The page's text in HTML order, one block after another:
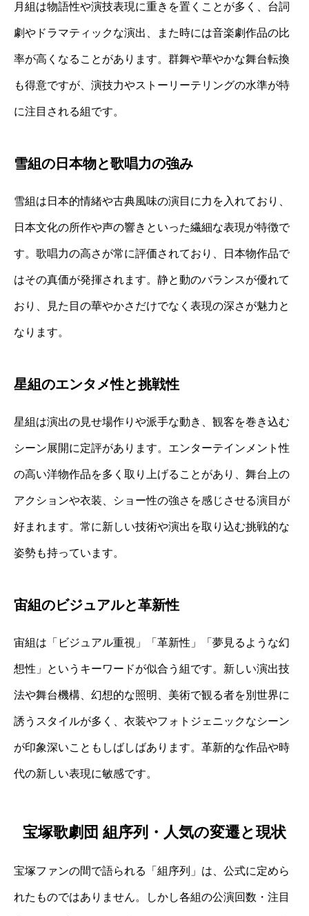
月組は物語性や演技表現に重きを置くことが多く、台詞
劇やドラマティックな演出、また時には音楽劇作品の比
率が高くなることがあります。群舞や華やかな舞台転換
も得意ですが、演技力やストーリーテリングの水準が特
に注目される組です。
雪組の日本物と歌唱力の強み
雪組は日本的情緒や古典風味の演目に力を入れており、
日本文化の所作や声の響きといった繊細な表現が特徴で
す。歌唱力の高さが常に評価されており、日本物作品で
はその真価が発揮されます。静と動のバランスが優れて
おり、見た目の華やかさだけでなく表現の深さが魅力と
なります。
星組のエンタメ性と挑戦性
星組は演出の見せ場作りや派手な動き、観客を巻き込む
シーン展開に定評があります。エンターテインメント性
の高い洋物作品を多く取り上げることがあり、舞台上の
アクションや衣装、ショー性の強さを感じさせる演目が
好まれます。常に新しい技術や演出を取り込む挑戦的な
姿勢も持っています。
宙組のビジュアルと革新性
宙組は「ビジュアル重視」「革新性」「夢見るような幻
想性」というキーワードが似合う組です。新しい演出技
法や舞台機構、幻想的な照明、美術で観る者を別世界に
誘うスタイルが多く、衣装やフォトジェニックなシーン
が印象深いこともしばしばあります。革新的な作品や時
代の新しい表現に敏感です。
宝塚歌劇団 組序列・人気の変遷と現状
宝塚ファンの間で語られる「組序列」は、公式に定めら
れたものではありません。しかし各組の公演回数・注目